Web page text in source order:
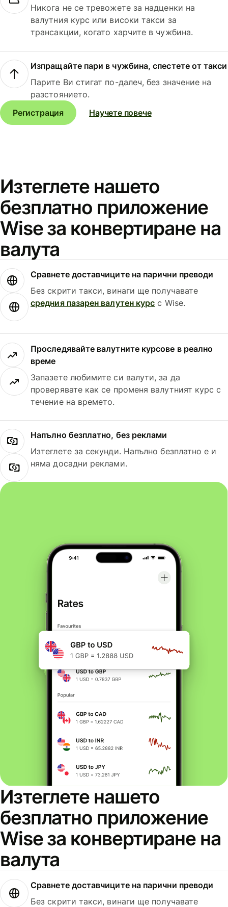
Никога не се тревожете за надценки на
валутния курс или високи такси за
трансакции, когато харчите в чужбина.
Изпращайте пари в чужбина, спестете от такси
Парите Ви стигат по-далеч, без значение на
разстоянието.
Регистрация
Научете повече
Изтеглете нашето
безплатно приложение
Wise за конвертиране на
валута
Сравнете доставчиците на парични преводи
Без скрити такси, винаги ще получавате
средния пазарен валутен курс с Wise.
Проследявайте валутните курсове в реално
време
Запазете любимите си валути, за да
проверявате как се променя валутният курс с
течение на времето.
Напълно безплатно, без реклами
Изтеглете за секунди. Напълно безплатно е и
няма досадни реклами.
Изтеглете нашето
безплатно приложение
Wise за конвертиране на
валута
Сравнете доставчиците на парични преводи
Без скрити такси, винаги ще получавате